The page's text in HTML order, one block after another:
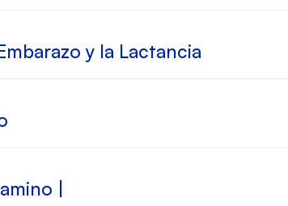
y la Lactancia
|